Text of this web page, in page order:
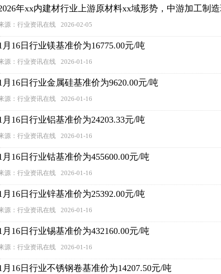
年xx内建材行业上游原材料xx域形势，中游加工制
源：行业资讯在线 2026-02-05
月16日行业镁基准价为16775.00元/吨
源：行业资讯在线 2026-01-16
月16日行业金属硅基准价为9620.00元/吨
源：行业资讯在线 2026-01-16
月16日行业铝基准价为24203.33元/吨
源：行业资讯在线 2026-01-16
月16日行业钴基准价为455600.00元/吨
源：行业资讯在线 2026-01-16
月16日行业锌基准价为25392.00元/吨
源：行业资讯在线 2026-01-16
月16日行业锡基准价为432160.00元/吨
源：行业资讯在线 2026-01-16
月16日行业不锈钢卷基准价为14207.50元/吨